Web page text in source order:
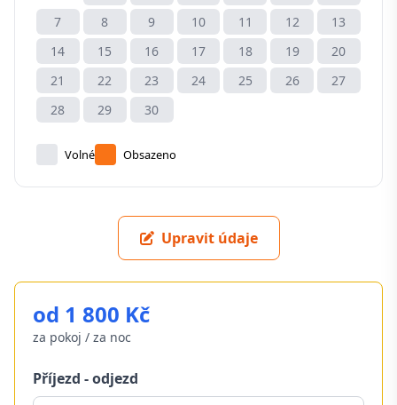
7
8 9 10 11 12
13
14
15 16 17 18 19
20
21
22 23 24 25 26
27
28
29 30
Volné Obsazeno
Upravit údaje
od 1 800 Kč
za pokoj / za noc
Příjezd - odjezd